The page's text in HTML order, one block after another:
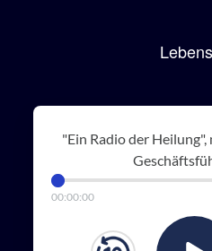
"Ein Radio der
00:00:00